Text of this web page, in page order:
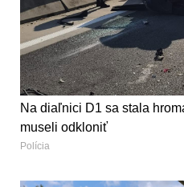
Na diaľnici D1 sa stala
museli odkloniť
Polícia